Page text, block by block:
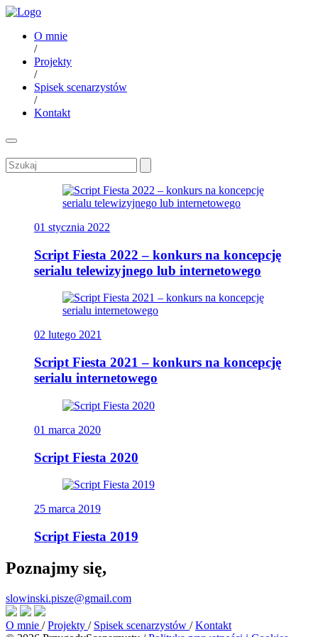
O mnie
/
Projekty
/
Spisek scenarzystów
/
Kontakt
01 stycznia 2022
Script Fiesta 2022 – konkurs na koncepcję
serialu telewizyjnego lub internetowego
02 lutego 2021
Script Fiesta 2021 – konkurs na koncepcję
serialu internetowego
01 marca 2020
Script Fiesta 2020
25 marca 2019
Script Fiesta 2019
Poznajmy się,
slowinski.pisze@gmail.com
O mnie / Projekty / Spisek scenarzystów / Kontakt